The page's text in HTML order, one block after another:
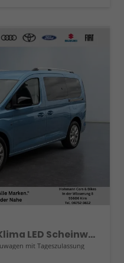
Titanium 2,0 7 Sitzer 2ZKlima LED Scheinwerfer Anhängerkupplung Sitzheizung Einparkhilfe Kamera 17 Zoll Leichtmetall ACC
mit Tageszulassung